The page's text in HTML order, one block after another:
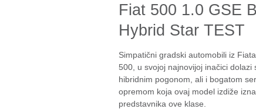
Fiat 500 1.0 GSE
Hybrid Star TEST
Simpatični gradski automobili iz
500, u svojoj najnovijoj inačici dolazi
hibridnim pogonom, ali i bogatom
opremom koja ovaj model izdiže
predstavnika ove klase.